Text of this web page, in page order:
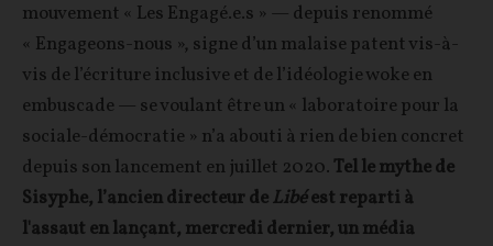
mouvement « Les Engagé.e.s » — depuis renommé
« Engageons-nous », signe d’un malaise patent vis-à-
vis de l’écriture inclusive et de l’idéologie woke en
embuscade — se voulant être un « laboratoire pour la
sociale-démocratie » n’a abouti à rien de bien concret
depuis son lancement en juillet 2020. Tel le mythe de
Sisyphe, l’ancien directeur deLibéest reparti à
l'assaut en lançant, mercredi dernier, un média